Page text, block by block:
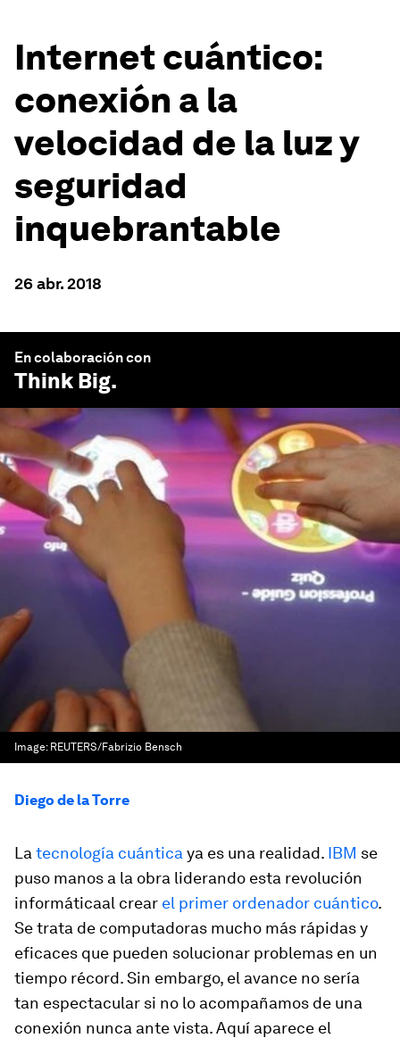
Internet cuántico:
conexión a la
velocidad de la luz y
seguridad
inquebrantable
26 abr. 2018
En colaboración con
Think Big.
Image: REUTERS/Fabrizio Bensch
Diego de la Torre
La tecnología cuántica ya es una realidad. IBM se
puso manos a la obra liderando esta revolución
informáticaal crear el primer ordenador cuántico.
Se trata de computadoras mucho más rápidas y
eficaces que pueden solucionar problemas en un
tiempo récord. Sin embargo, el avance no sería
tan espectacular si no lo acompañamos de una
conexión nunca ante vista. Aquí aparece el